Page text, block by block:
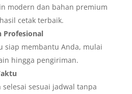
modern dan bahan premium
cetak terbaik.
Profesional
siap membantu Anda, mulai
hingga pengiriman.
selesai sesuai jadwal tanpa